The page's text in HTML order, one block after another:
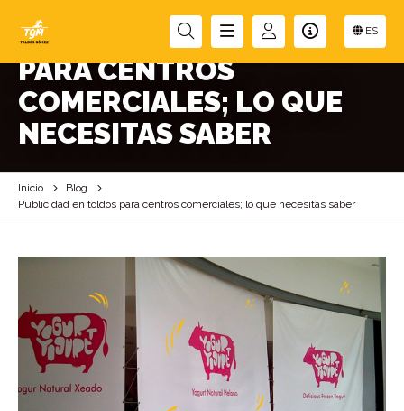
ES
PUBLICIDAD EN TOLDOS
PARA CENTROS
COMERCIALES; LO QUE
NECESITAS SABER
Inicio
Blog
Publicidad en toldos para centros comerciales; lo que necesitas saber